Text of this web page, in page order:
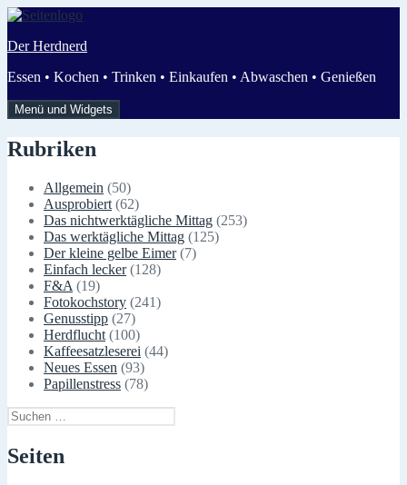
Zum
springen
Der Herdnerd
Essen • Kochen • Trinken • Einkaufen • Abwaschen • Genießen
Menü und Widgets
Rubriken
Allgemein (50)
Ausprobiert (62)
Das nichtwerktägliche Mittag (253)
Das werktägliche Mittag (125)
Der kleine gelbe Eimer(7)
Einfach lecker(128)
F&A (19)
Fotokochstory (241)
Genusstipp (27)
Herdflucht (100)
Kaffeesatzleserei (44)
Neues Essen (93)
Papillenstress (78)
Suchen
nach:
Seiten